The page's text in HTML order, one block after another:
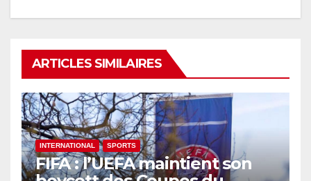
ARTICLES SIMILAIRES
INTERNATIONAL SPORTS
FIFA : l’UEFA maintient son